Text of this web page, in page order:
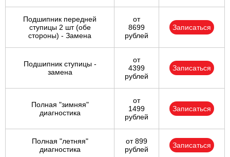
Подшипник передней
ступицы 2 шт (обе
стороны) - Замена
от
8699
рублей
Записаться
Подшипник ступицы -
замена
от
4399
рублей
Записаться
Полная "зимняя"
диагностика
от
1499
рублей
Записаться
Полная "летняя"
диагностика
от 899
рублей
Записаться